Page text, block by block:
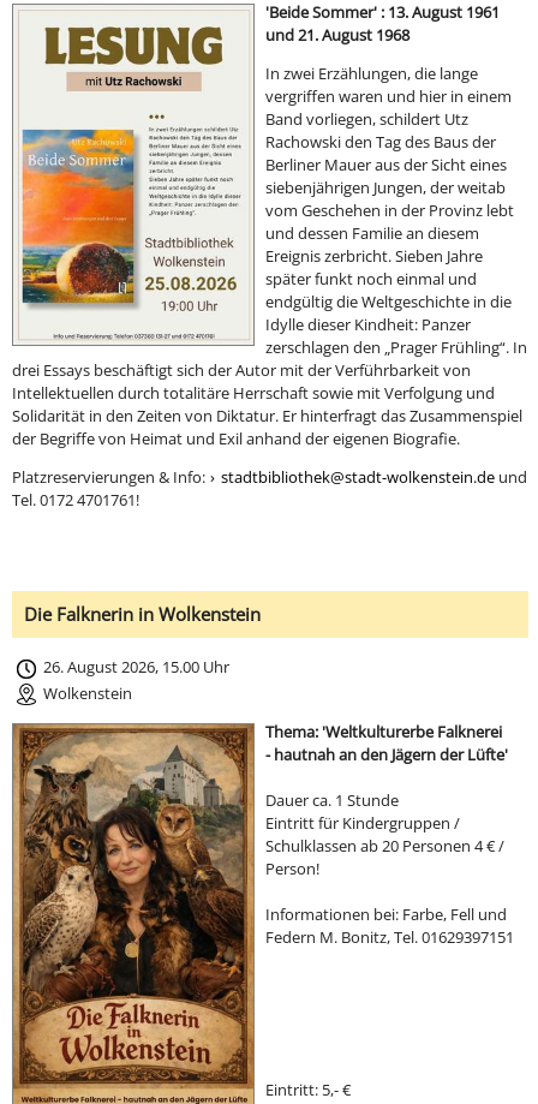
'Beide Sommer' : 13. August 1961
und 21. August 1968
In zwei Erzählungen, die lange
vergriffen waren und hier in einem
Band vorliegen, schildert Utz
Rachowski den Tag des Baus der
Berliner Mauer aus der Sicht eines
siebenjährigen Jungen, der weitab
vom Geschehen in der Provinz lebt
und dessen Familie an diesem
Ereignis zerbricht. Sieben Jahre
später funkt noch einmal und
endgültig die Weltgeschichte in die
Idylle dieser Kindheit: Panzer
zerschlagen den „Prager Frühling“. In
drei Essays beschäftigt sich der Autor mit der Verführbarkeit von
Intellektuellen durch totalitäre Herrschaft sowie mit Verfolgung und
Solidarität in den Zeiten von Diktatur. Er hinterfragt das Zusammenspiel
der Begriffe von Heimat und Exil anhand der eigenen Biografie.
Platzreservierungen & Info:
stadtbibliothek@stadt-wolkenstein.de und
Tel. 0172 4701761!
Die Falknerin in Wolkenstein
26. August 2026, 15.00 Uhr
Wolkenstein
Thema: 'Weltkulturerbe Falknerei
- hautnah an den Jägern der Lüfte'
Dauer ca. 1 Stunde
Eintritt für Kindergruppen /
Schulklassen ab 20 Personen 4 € /
Person!
Informationen bei: Farbe, Fell und
Federn M. Bonitz, Tel. 01629397151
Eintritt: 5,- €